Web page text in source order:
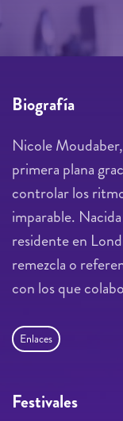
Biografía
Nicole
primera plana
controlar los
imparable.
residente en
remezcla o
con los que
Enlaces
Festivales